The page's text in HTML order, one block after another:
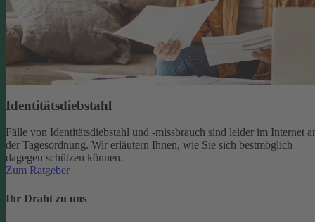
Identitätsdiebstahl
Fälle von Identitätsdiebstahl und -missbrauch sind leider im Internet
der Tagesordnung. Wir erläutern Ihnen, wie Sie sich bestmöglich
dagegen schützen können.
Zum Ratgeber
Ihr Draht zu uns